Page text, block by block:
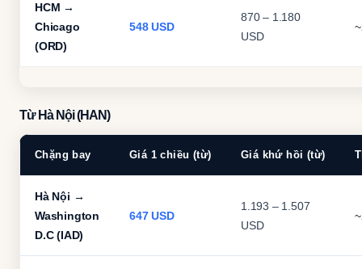
HCM →
Chicago
(ORD)
548 USD
870 – 1.180
USD
Từ Hà Nội (HAN)
Chặng bay Giá 1 chiều (từ) Giá khứ hồi (từ)
Hà Nội →
Washington
D.C (IAD)
647 USD
1.193 – 1.507
USD